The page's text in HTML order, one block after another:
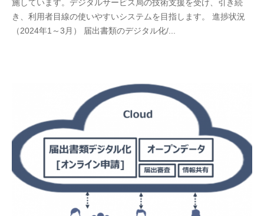
施しています。デジタルサービス局の技術支援を受け、引き続
き、利用者目線の使いやすいシステムを目指します。 進捗状況
（2024年1～3月） 届出書類のデジタル化/...